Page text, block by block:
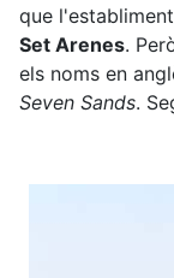
que
Set Arenes.
els noms en
Seven Sands.